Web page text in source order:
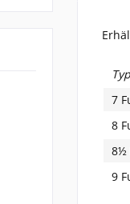
Typ
7
8
8½
9